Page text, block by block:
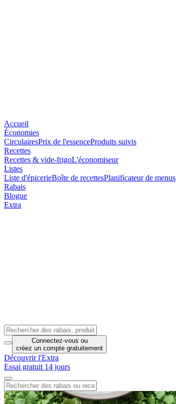
Accueil
Économies
CirculairesPrix de l'essenceProduits suivis
Recettes
Recettes & vide-frigoL'économiseur
Listes
Liste d'épicerieBoîte de recettesPlanificateur de menus
Rabais
Blogue
Extra
Connectez-vous ou
créez un compte gratuitement
Découvrir l'Extra
Essai gratuit 14 jours